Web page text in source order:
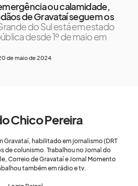
ou calamidade,
de Gravataí seguem os
do Sul está em estado
desde 1º de maio em
de maio de 2024
Chico Pereira
Gravataí, habilitado em jornalismo (DRT
de colunismo. Trabalhou no Jornal do
Correio de Gravataí e Jornal Momento
também em rádio e tv.